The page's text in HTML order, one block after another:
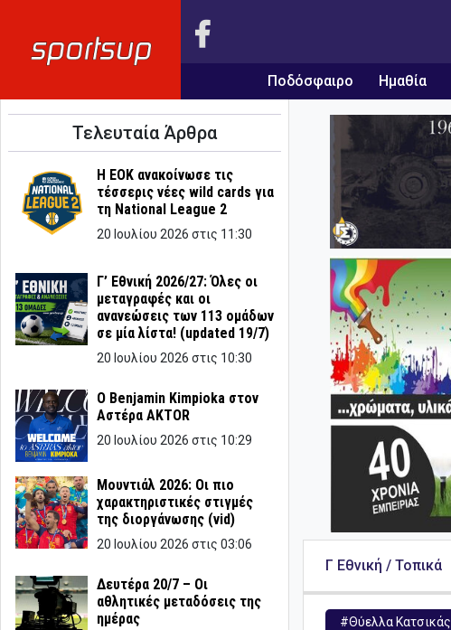
Ποδόσφαιρο Ημαθία
Τελευταία Άρθρα
Η ΕΟΚ ανακοίνωσε τις
τέσσερις νέες wild cards για
τη National League 2
20 Ιουλίου 2026 στις 11:30
Γ’ Εθνική 2026/27: Όλες οι
μεταγραφές και οι
ανανεώσεις των 113 ομάδων
σε μία λίστα! (updated 19/7)
20 Ιουλίου 2026 στις 10:30
Ο Benjamin Kimpioka στον
Αστέρα AKTOR
20 Ιουλίου 2026 στις 10:29
Μουντιάλ 2026: Οι πιο
χαρακτηριστικές στιγμές
της διοργάνωσης (vid)
20 Ιουλίου 2026 στις 03:06
Δευτέρα 20/7 – Οι
αθλητικές μεταδόσεις της
ημέρας
Γ Εθνική / Τοπικά
#Θύελλα Κατσικάς